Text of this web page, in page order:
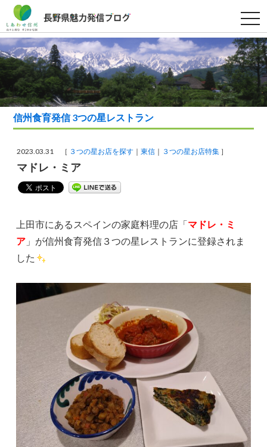
t
o
g
g
l
e
n
a
v
g
i
信州食育発信 3つの星レストラン
2023.03.31 ［ ３つの星お店を探す 東信 ３つの星お店特集 ］
マドレ・ミア
上田市にあるスペインの家庭料理の店「マドレ・ミ
ア 」が信州食育発信３つの星レストランに登録されま
した